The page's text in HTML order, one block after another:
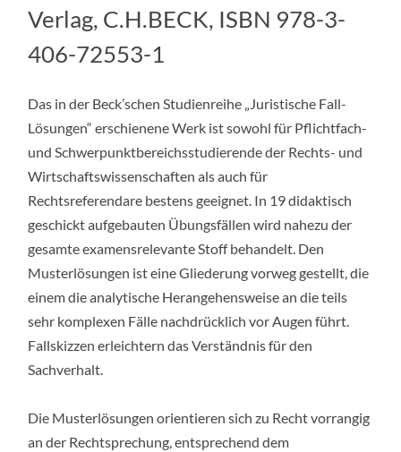
Verlag, C.H.BECK, ISBN 978-3-
406-72553-1
Das in der Beck’schen Studienreihe „Juristische Fall-
Lösungen“ erschienene Werk ist sowohl für Pflichtfach-
und Schwerpunktbereichsstudierende der Rechts- und
Wirtschaftswissenschaften als auch für
Rechtsreferendare bestens geeignet. In 19 didaktisch
geschickt aufgebauten Übungsfällen wird nahezu der
gesamte examensrelevante Stoff behandelt. Den
Musterlösungen ist eine Gliederung vorweg gestellt, die
einem die analytische Herangehensweise an die teils
sehr komplexen Fälle nachdrücklich vor Augen führt.
Fallskizzen erleichtern das Verständnis für den
Sachverhalt.
Die Musterlösungen orientieren sich zu Recht vorrangig
an der Rechtsprechung, entsprechend dem